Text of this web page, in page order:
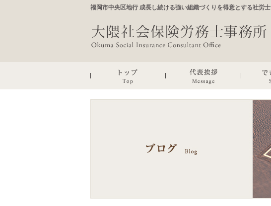
福岡市中央区地行 成長し続ける強い組織づくりを得意とする社労士